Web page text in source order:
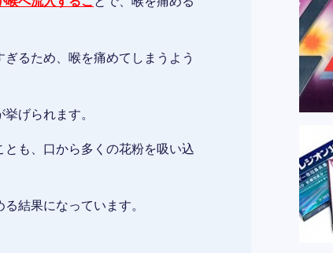
るため、喉を痛めてしまうよう
挙げられます。
とも、口から多くの花粉を吸い込
結果になっています。